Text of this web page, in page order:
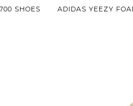
SHOES ADIDAS YEEZY